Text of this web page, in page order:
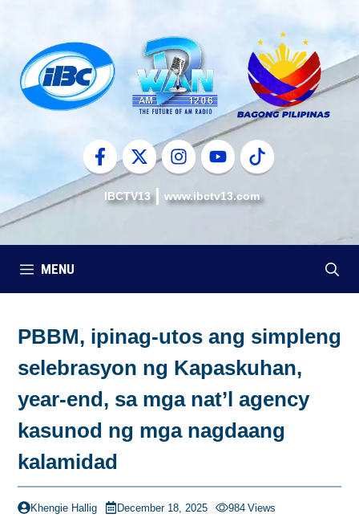
content
IBCTV13 www.ibctv13.com
MENU
PBBM, ipinag-utos ang simpleng
selebrasyon ng Kapaskuhan,
year-end, sa mga nat’l agency
kasunod ng mga nagdaang
kalamidad
Khengie Hallig December 18, 2025 984 Views